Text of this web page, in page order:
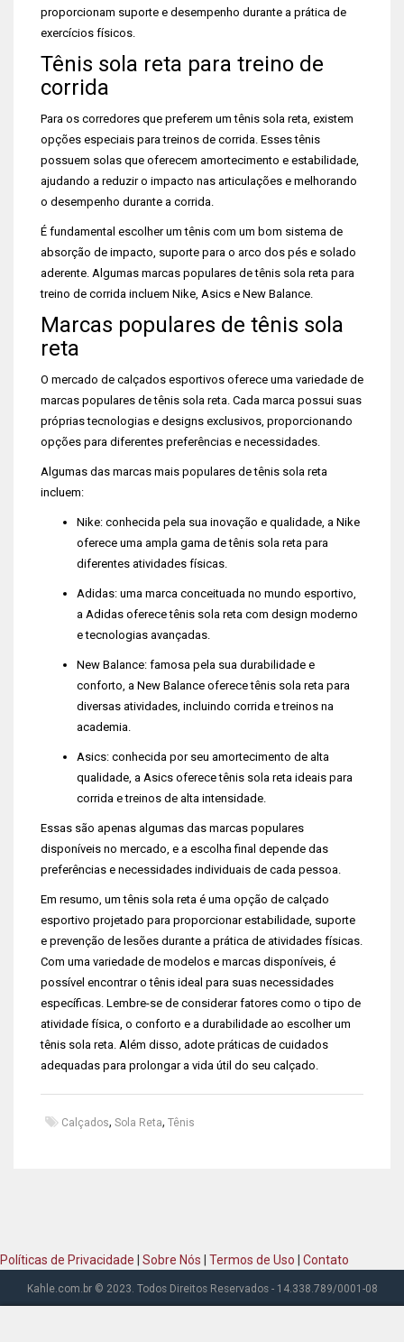
proporcionam suporte e desempenho durante a prática de
exercícios físicos.
Tênis sola reta para treino de
corrida
Para os corredores que preferem um tênis sola reta, existem
opções especiais para treinos de corrida. Esses tênis
possuem solas que oferecem amortecimento e estabilidade,
ajudando a reduzir o impacto nas articulações e melhorando
o desempenho durante a corrida.
É fundamental escolher um tênis com um bom sistema de
absorção de impacto, suporte para o arco dos pés e solado
aderente. Algumas marcas populares de tênis sola reta para
treino de corrida incluem Nike, Asics e New Balance.
Marcas populares de tênis sola
reta
O mercado de calçados esportivos oferece uma variedade de
marcas populares de tênis sola reta. Cada marca possui suas
próprias tecnologias e designs exclusivos, proporcionando
opções para diferentes preferências e necessidades.
Algumas das marcas mais populares de tênis sola reta
incluem:
Nike: conhecida pela sua inovação e qualidade, a Nike
oferece uma ampla gama de tênis sola reta para
diferentes atividades físicas.
Adidas: uma marca conceituada no mundo esportivo,
a Adidas oferece tênis sola reta com design moderno
e tecnologias avançadas.
New Balance: famosa pela sua durabilidade e
conforto, a New Balance oferece tênis sola reta para
diversas atividades, incluindo corrida e treinos na
academia.
Asics: conhecida por seu amortecimento de alta
qualidade, a Asics oferece tênis sola reta ideais para
corrida e treinos de alta intensidade.
Essas são apenas algumas das marcas populares
disponíveis no mercado, e a escolha final depende das
preferências e necessidades individuais de cada pessoa.
Em resumo, um tênis sola reta é uma opção de calçado
esportivo projetado para proporcionar estabilidade, suporte
e prevenção de lesões durante a prática de atividades físicas.
Com uma variedade de modelos e marcas disponíveis, é
possível encontrar o tênis ideal para suas necessidades
específicas. Lembre-se de considerar fatores como o tipo de
atividade física, o conforto e a durabilidade ao escolher um
tênis sola reta. Além disso, adote práticas de cuidados
adequadas para prolongar a vida útil do seu calçado.
Calçados, Sola Reta, Tênis
Políticas de Privacidade Sobre Nós Termos de Uso Contato
Kahle.com.br © 2023. Todos Direitos Reservados - 14.338.789/0001-08